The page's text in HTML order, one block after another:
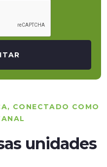
CONECTADO COMO
unidades